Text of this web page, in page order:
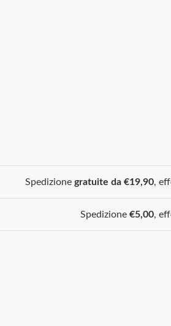
Spedizione gratuite da €19,90,
Spedizione €5,00,